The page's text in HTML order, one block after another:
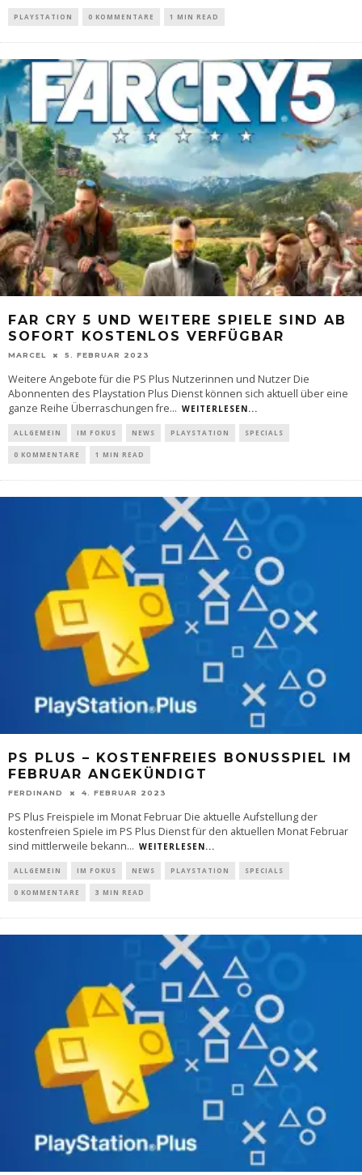
PLAYSTATION 0 KOMMENTARE 1 MIN READ
FAR CRY 5 UND WEITERE SPIELE SIND AB
SOFORT KOSTENLOS VERFÜGBAR
MARCEL 5. FEBRUAR 2023
Weitere Angebote für die PS Plus Nutzerinnen und Nutzer Die
Abonnenten des Playstation Plus Dienst können sich aktuell über eine
ganze Reihe Überraschungen fre... WEITERLESEN...
ALLGEMEIN IM FOKUS NEWS PLAYSTATION SPECIALS
0 KOMMENTARE 1 MIN READ
PS PLUS – KOSTENFREIES BONUSSPIEL IM
FEBRUAR ANGEKÜNDIGT
FERDINAND 4. FEBRUAR 2023
PS Plus Freispiele im Monat Februar Die aktuelle Aufstellung der
kostenfreien Spiele im PS Plus Dienst für den aktuellen Monat Februar
sind mittlerweile bekann... WEITERLESEN...
ALLGEMEIN IM FOKUS NEWS PLAYSTATION SPECIALS
0 KOMMENTARE 3 MIN READ